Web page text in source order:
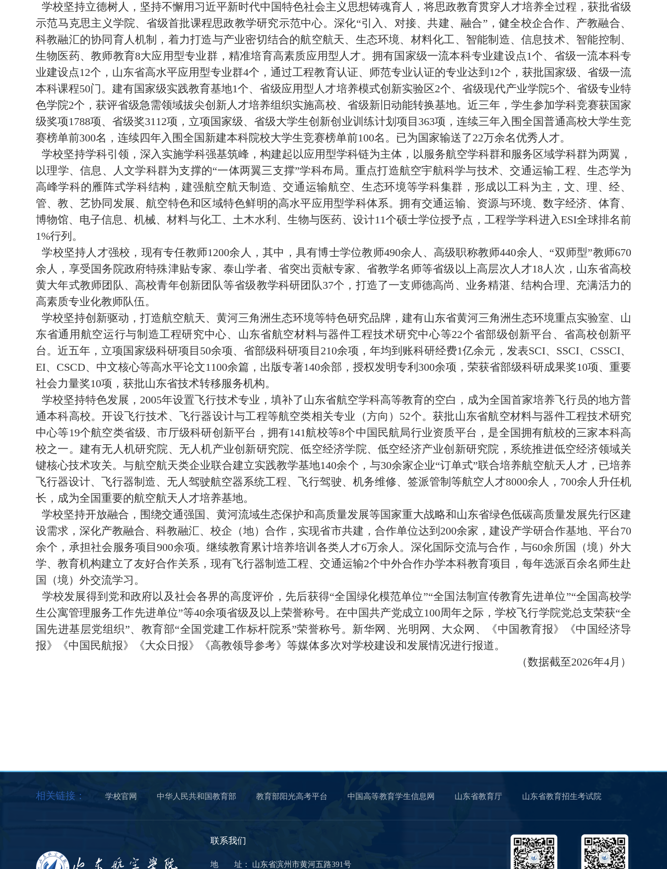
学校坚持立德树人，坚持不懈用习近平新时代中国特色社会主义思想铸魂育人，将思政教育贯穿人才培养全过程，获批省级
示范马克思主义学院、省级首批课程思政教学研究示范中心。深化“引入、对接、共建、融合”，健全校企合作、产教融合、
科教融汇的协同育人机制，着力打造与产业密切结合的航空航天、生态环境、材料化工、智能制造、信息技术、智能控制、
生物医药、教师教育8大应用型专业群，精准培育高素质应用型人才。拥有国家级一流本科专业建设点1个、省级一流本科专
业建设点12个，山东省高水平应用型专业群4个，通过工程教育认证、师范专业认证的专业达到12个，获批国家级、省级一流
本科课程50门。建有国家级实践教育基地1个、省级应用型人才培养模式创新实验区2个、省级现代产业学院5个、省级专业特
色学院2个，获评省级急需领域拔尖创新人才培养组织实施高校、省级新旧动能转换基地。近三年，学生参加学科竞赛获国家
级奖项1788项、省级奖3112项，立项国家级、省级大学生创新创业训练计划项目363项，连续三年入围全国普通高校大学生竞
赛榜单前300名，连续四年入围全国新建本科院校大学生竞赛榜单前100名。已为国家输送了22万余名优秀人才。
学校坚持学科引领，深入实施学科强基筑峰，构建起以应用型学科链为主体，以服务航空学科群和服务区域学科群为两翼，
以理学、信息、人文学科群为支撑的“一体两翼三支撑”学科布局。重点打造航空宇航科学与技术、交通运输工程、生态学为
高峰学科的雁阵式学科结构，建强航空航天制造、交通运输航空、生态环境等学科集群，形成以工科为主，文、理、经、
管、教、艺协同发展、航空特色和区域特色鲜明的高水平应用型学科体系。拥有交通运输、资源与环境、数字经济、体育、
博物馆、电子信息、机械、材料与化工、土木水利、生物与医药、设计11个硕士学位授予点，工程学学科进入ESI全球排名前
1%行列。
学校坚持人才强校，现有专任教师1200余人，其中，具有博士学位教师490余人、高级职称教师440余人、“双师型”教师670
余人，享受国务院政府特殊津贴专家、泰山学者、省突出贡献专家、省教学名师等省级以上高层次人才18人次，山东省高校
黄大年式教师团队、高校青年创新团队等省级教学科研团队37个，打造了一支师德高尚、业务精湛、结构合理、充满活力的
高素质专业化教师队伍。
学校坚持创新驱动，打造航空航天、黄河三角洲生态环境等特色研究品牌，建有山东省黄河三角洲生态环境重点实验室、山
东省通用航空运行与制造工程研究中心、山东省航空材料与器件工程技术研究中心等22个省部级创新平台、省高校创新平
台。近五年，立项国家级科研项目50余项、省部级科研项目210余项，年均到账科研经费1亿余元，发表SCI、SSCI、CSSCI、
EI、CSCD、中文核心等高水平论文1100余篇，出版专著140余部，授权发明专利300余项，荣获省部级科研成果奖10项、重要
社会力量奖10项，获批山东省技术转移服务机构。
学校坚持特色发展，2005年设置飞行技术专业，填补了山东省航空学科高等教育的空白，成为全国首家培养飞行员的地方普
通本科高校。开设飞行技术、飞行器设计与工程等航空类相关专业（方向）52个。获批山东省航空材料与器件工程技术研究
中心等19个航空类省级、市厅级科研创新平台，拥有141航校等8个中国民航局行业资质平台，是全国拥有航校的三家本科高
校之一。建有无人机研究院、无人机产业创新研究院、低空经济学院、低空经济产业创新研究院，系统推进低空经济领域关
键核心技术攻关。与航空航天类企业联合建立实践教学基地140余个，与30余家企业“订单式”联合培养航空航天人才，已培养
飞行器设计、飞行器制造、无人驾驶航空器系统工程、飞行驾驶、机务维修、签派管制等航空人才8000余人，700余人升任机
长，成为全国重要的航空航天人才培养基地。
学校坚持开放融合，围绕交通强国、黄河流域生态保护和高质量发展等国家重大战略和山东省绿色低碳高质量发展先行区建
设需求，深化产教融合、科教融汇、校企（地）合作，实现省市共建，合作单位达到200余家，建设产学研合作基地、平台70
余个，承担社会服务项目900余项。继续教育累计培养培训各类人才6万余人。深化国际交流与合作，与60余所国（境）外大
学、教育机构建立了友好合作关系，现有飞行器制造工程、交通运输2个中外合作办学本科教育项目，每年选派百余名师生赴
国（境）外交流学习。
学校发展得到党和政府以及社会各界的高度评价，先后获得“全国绿化模范单位”“全国法制宣传教育先进单位”“全国高校学
生公寓管理服务工作先进单位”等40余项省级及以上荣誉称号。在中国共产党成立100周年之际，学校飞行学院党总支荣获“全
国先进基层党组织”、教育部“全国党建工作标杆院系”荣誉称号。新华网、光明网、大众网、《中国教育报》《中国经济导
报》《中国民航报》《大众日报》《高教领导参考》等媒体多次对学校建设和发展情况进行报道。
（数据截至2026年4月）
相关链接： 学校官网 中华人民共和国教育部 教育部阳光高考平台 中国高等教育学生信息网 山东省教育厅 山东省教育招生考试院
联系我们
地 址： 山东省滨州市黄河五路391号